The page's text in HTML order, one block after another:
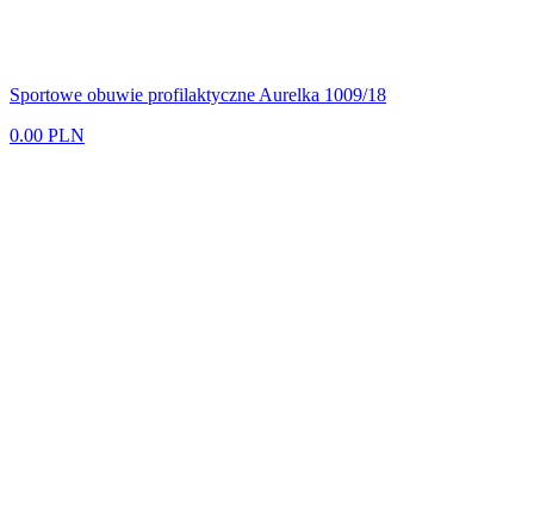
Sportowe obuwie profilaktyczne Aurelka 1009/18
0.00 PLN